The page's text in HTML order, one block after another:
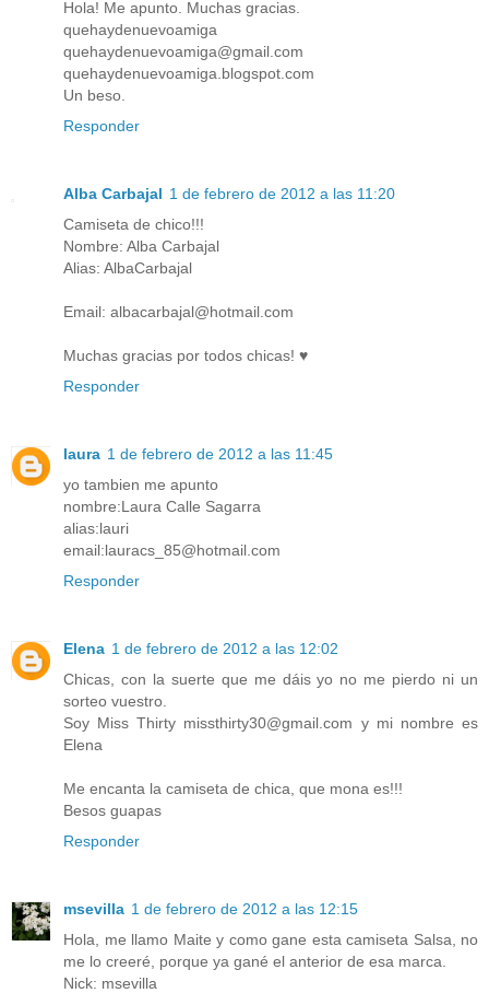
Hola! Me apunto. Muchas gracias.
quehaydenuevoamiga
quehaydenuevoamiga@gmail.com
quehaydenuevoamiga.blogspot.com
Un beso.
Responder
Alba Carbajal 1 de febrero de 2012 a las 11:20
Camiseta de chico!!!
Nombre: Alba Carbajal
Alias: AlbaCarbajal
Email: albacarbajal@hotmail.com
Muchas gracias por todos chicas! ♥
Responder
laura 1 de febrero de 2012 a las 11:45
yo tambien me apunto
nombre:Laura Calle Sagarra
alias:lauri
email:lauracs_85@hotmail.com
Responder
Elena 1 de febrero de 2012 a las 12:02
Chicas, con la suerte que me dáis yo no me pierdo ni un
sorteo vuestro.
Soy Miss Thirty missthirty30@gmail.com y mi nombre es
Elena
Me encanta la camiseta de chica, que mona es!!!
Besos guapas
Responder
msevilla 1 de febrero de 2012 a las 12:15
Hola, me llamo Maite y como gane esta camiseta Salsa, no
me lo creeré, porque ya gané el anterior de esa marca.
Nick: msevilla